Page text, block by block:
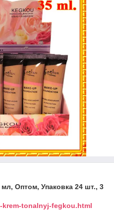
Оптом, Упаковка 24 шт., 3
krem-tonalnyj-fegkou.html